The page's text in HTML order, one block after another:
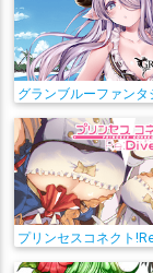
グランブルーファンタ
プリンセスコネクト